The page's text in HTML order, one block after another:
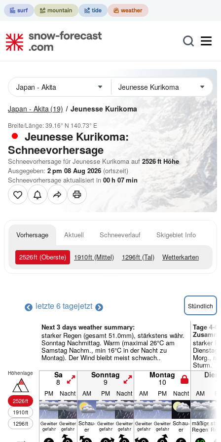
Japan - Akita (19) Jeunesse Kurikoma
Breite/Länge:39.16° N 140.73° E
Jeunesse Kurikoma:
Schneevorhersage
Schneevorhersage für Jeunesse Kurikoma auf 2526ft Höhe
Ausgegeben: 2 pm 08 Aug 2026 (ortszeit)
Schneevorhersage aktualisiert in 00h 07min
Vorhersage Aktuell Schneeverlauf Skigebiet Info
2526ft (Oberste) 1910ft (Mittel) 1296ft (Tal) Wetterkarten
letzte 6 tagejetzt Stündlich
Next 3 days weather summary:
starker Regen (gesamt 51.0mm), stärkstens währ.
Sonntag Nachmittag. Warm (maximal 26°C am
Samstag Nachm., min 16°C in der Nacht zu
Montag). Der Wind bleibt meist schwach..
Tage 4-
starker
Dienstag
Morg.,
Sturm.
Höhenlage
2526ft
1910ft
1296ft
Sa
8
Sonntag
9
Montag
10
PM Nacht AM PM Nacht AM PM Nacht AM
Gewitter
gefahr
Gewitter
gefahr
Schau­
er
Gewitter
gefahr
Gewitter
gefahr
Gewitter
gefahr
Gewitter
gefahr
Schau­
er
mäßiger
Regen